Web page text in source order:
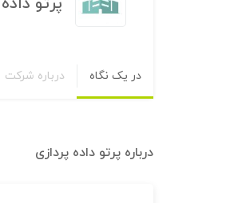
در یک نگاه درباره شرکت
درباره پرتو داده پردازی